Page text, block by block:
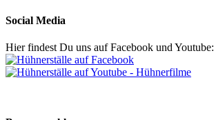
Social Media
Hier findest Du uns auf Facebook und Youtube: